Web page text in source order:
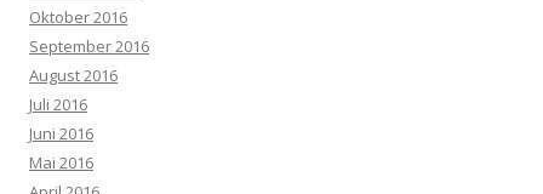
Oktober 2016
September 2016
August 2016
Juli 2016
Juni 2016
Mai 2016